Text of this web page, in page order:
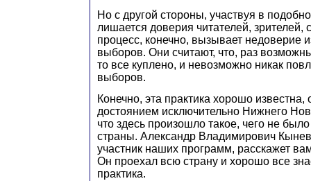
Но с другой стороны, участвуя в
лишается доверия читателей, зрителей,
процесс, конечно, вызывает недоверие
выборов. Они считают, что, раз
то все куплено, и невозможно никак
выборов.
Конечно, эта практика хорошо известна,
достоянием исключительно Нижнего
что здесь произошло такое, чего не было
страны. Александр Владимирович
участник наших программ, расскажет
Он проехал всю страну и хорошо все
практика.